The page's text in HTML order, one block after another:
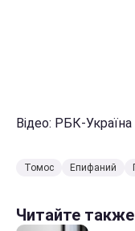
Відео: РБК-Україна
Томос Епифаний
Читайте также